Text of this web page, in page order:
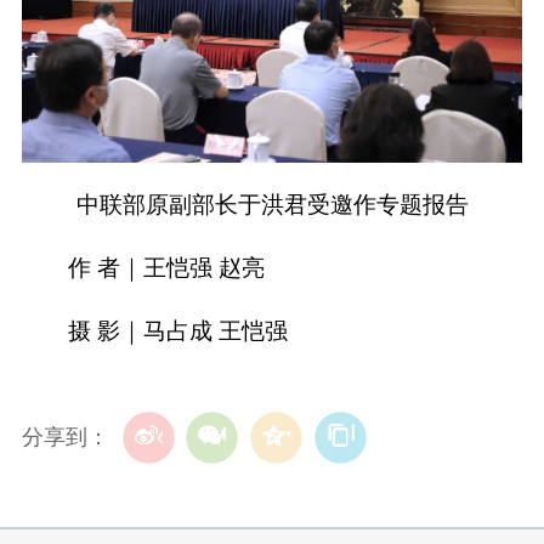
中联部原副部长于洪君受邀作专题报告
作 者｜王恺强 赵亮
摄 影｜马占成 王恺强
分享到：